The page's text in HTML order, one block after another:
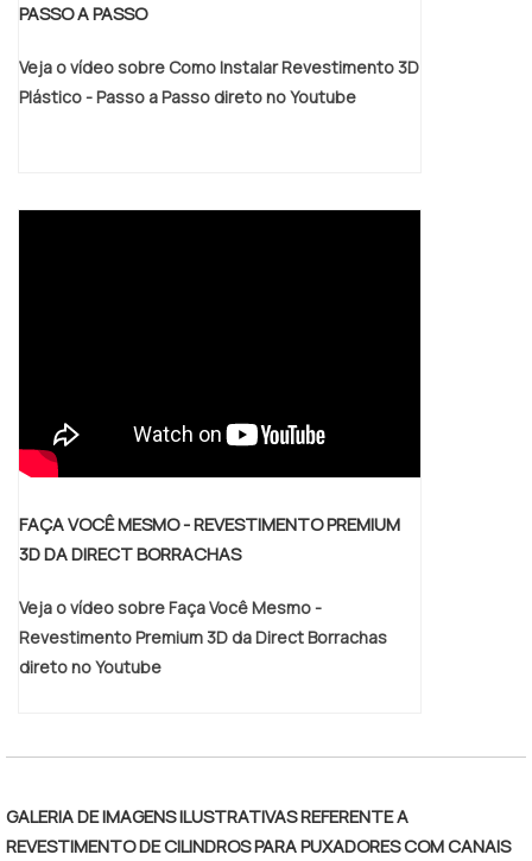
PASSO A PASSO
Veja o vídeo sobre Como Instalar Revestimento 3D
Plástico - Passo a Passo direto no Youtube
FAÇA VOCÊ MESMO - REVESTIMENTO PREMIUM
3D DA DIRECT BORRACHAS
Veja o vídeo sobre Faça Você Mesmo -
Revestimento Premium 3D da Direct Borrachas
direto no Youtube
GALERIA DE IMAGENS ILUSTRATIVAS REFERENTE A
REVESTIMENTO DE CILINDROS PARA PUXADORES COM CANAIS